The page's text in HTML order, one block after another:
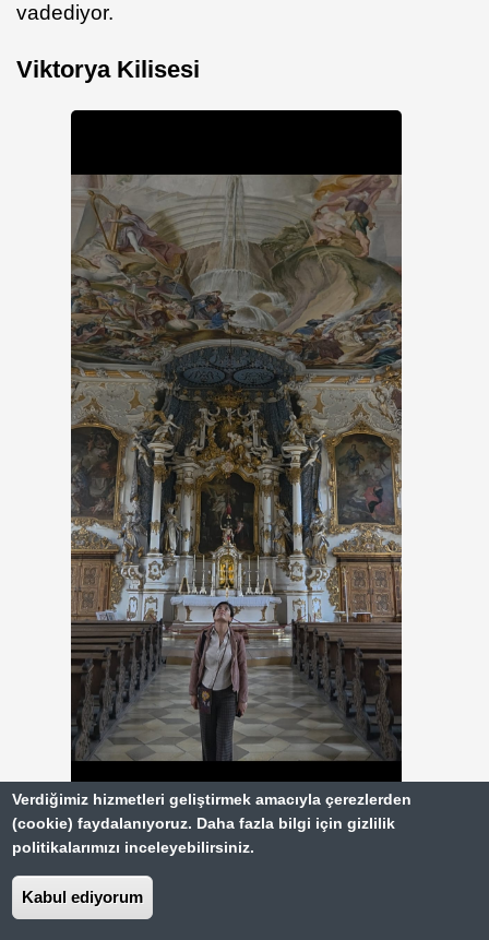
vadediyor.
Viktorya Kilisesi
Asamkirche Maria de Victoria Ingolstadt’ta
mutlaka görülmesi gereken bir yer. Mimarisi
Verdiğimiz hizmetleri geliştirmek amacıyla çerezlerden
(cookie) faydalanıyoruz. Daha fazla bilgi için gizlilik
politikalarımızı inceleyebilirsiniz.
Kabul ediyorum